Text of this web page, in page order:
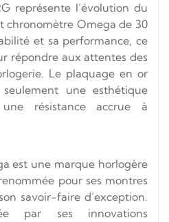
représente l’évolution du
chronomètre Omega de 30
et sa performance, ce
répondre aux attentes des
Le plaquage en or
une esthétique
résistance accrue à
est une marque horlogère
pour ses montres
savoir-faire d’exception.
par ses innovations